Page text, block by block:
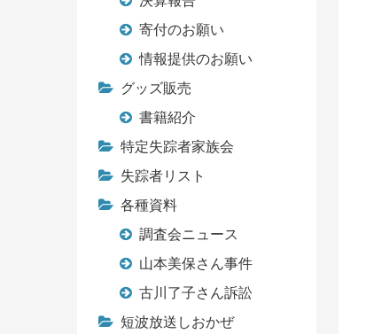
寄付のお願い
情報提供のお願い
グッズ販売
書籍紹介
特定失踪者家族会
失踪者リスト
各種資料
調査会ニュース
山本美保さん事件
古川了子さん訴訟
短波放送しおかぜ